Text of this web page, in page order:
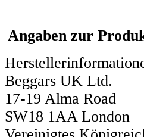
Angaben zur
Beggars UK Ltd.
17-19 Alma Road
SW18 1AA London